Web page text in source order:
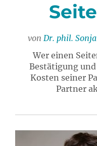
von Dr. phil.
Wer einen
Bestätigung
Kosten seiner
Partner